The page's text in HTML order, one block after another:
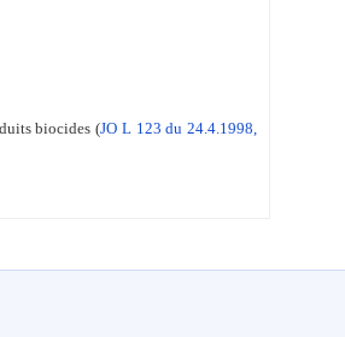
biocides (JO L 123 du 24.4.1998,